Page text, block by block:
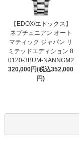
【EDOX/エドックス】
ネプチュニアン オート
マティック ジャパン リ
ミテッドエディション 8
0120-3BUM-NANNGM2
320,000円(税込352,000
円)